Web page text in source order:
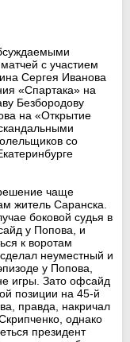
с участием
Сергея Иванова
«Спартака» на
Безбородову
на «Открытие
со
чаще
житель Саранска.
боковой судья в
у Попова, и
к воротам
неуместный и
у Попова,
игры. Зато офсайд
позиции на 45-й
правда, накричал
однако
президент